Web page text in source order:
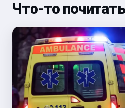
Что-то почитать